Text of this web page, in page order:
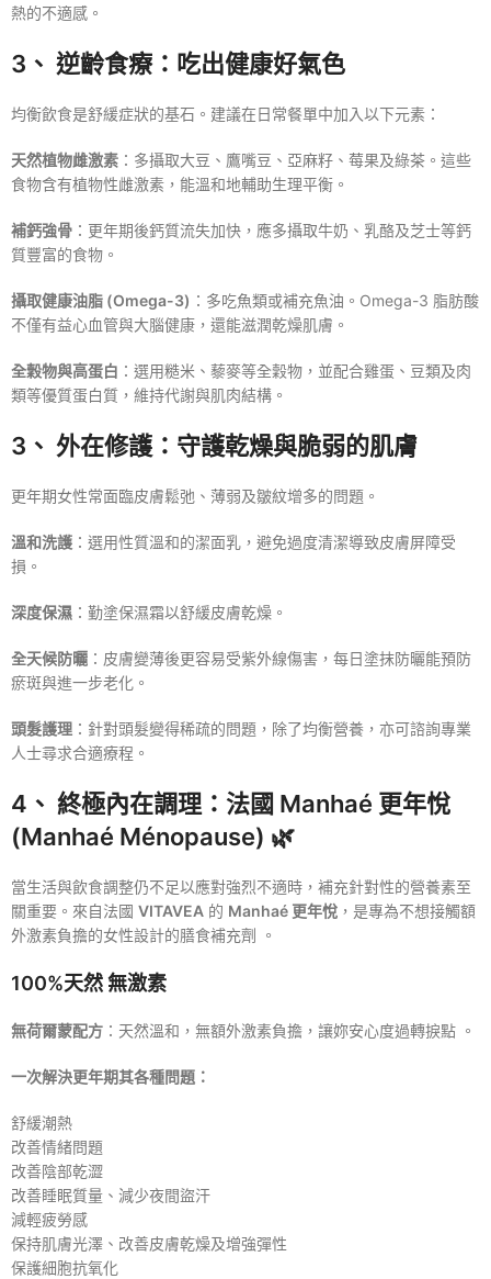
熱的不適感。
3、 逆齡食療：吃出健康好氣色
均衡飲食是舒緩症狀的基石。建議在日常餐單中加入以下元素：
天然植物雌激素 ：多攝取大豆、鷹嘴豆、亞麻籽、莓果及綠茶。這些
食物含有植物性雌激素，能溫和地輔助生理平衡。
補鈣強骨 ：更年期後鈣質流失加快，應多攝取牛奶、乳酪及芝士等鈣
質豐富的食物。
攝取健康油脂 (Omega-3) ：多吃魚類或補充魚油。Omega-3 脂肪酸
不僅有益心血管與大腦健康，還能滋潤乾燥肌膚。
全穀物與高蛋白 ：選用糙米、藜麥等全穀物，並配合雞蛋、豆類及肉
類等優質蛋白質，維持代謝與肌肉結構。
3、 外在修護：守護乾燥與脆弱的肌膚
更年期女性常面臨皮膚鬆弛、薄弱及皺紋增多的問題。
溫和洗護 ：選用性質溫和的潔面乳，避免過度清潔導致皮膚屏障受
損。
深度保濕 ：勤塗保濕霜以舒緩皮膚乾燥。
全天候防曬 ：皮膚變薄後更容易受紫外線傷害，每日塗抹防曬能預防
瘀斑與進一步老化。
頭髮護理 ：針對頭髮變得稀疏的問題，除了均衡營養，亦可諮詢專業
人士尋求合適療程。
4、 終極內在調理： 法國 Manhaé 更年悅
(Manhaé Ménopause) 🌿
當生活與飲食調整仍不足以應對強烈不適時，補充針對性的營養素至
關重要。來自法國 VITAVEA 的 Manhaé 更年悅 ，是專為不想接觸額
外激素負擔的女性設計的膳食補充劑 。
100%天然 無激素
無荷爾蒙配方 ：天然溫和，無額外激素負擔，讓妳安心度過轉捩點 。
一次解決更年期其各種問題：
舒緩潮熱
改善情緒問題
改善陰部乾澀
改善睡眠質量、減少夜間盜汗
減輕疲勞感
保持肌膚光澤、改善皮膚乾燥及增強彈性
保護細胞抗氧化